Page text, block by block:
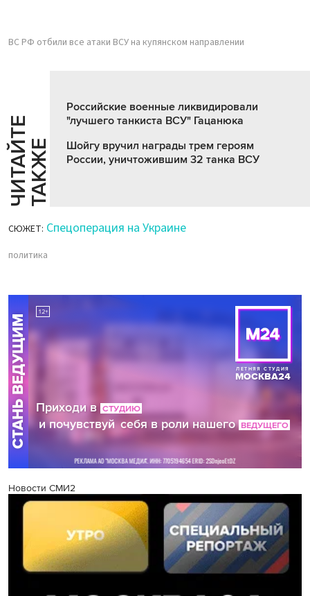
ВС РФ отбили все атаки ВСУ на купянском направлении
Ч
И
Т
АЙ
Т
Е
Т
А
К
ЖЕ
Российские военные ликвидировали
"лучшего танкиста ВСУ" Гацанюка
Шойгу вручил награды трем героям
России, уничтожившим 32 танка ВСУ
СЮЖЕТ: Спецоперация на Украине
политика
Новости СМИ2